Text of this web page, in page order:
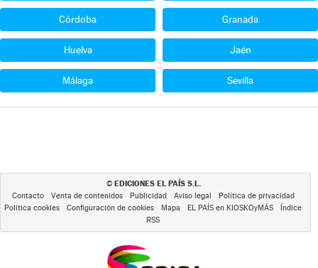
Córdoba Granada
Huelva Jaén
Málaga Sevilla
© EDICIONES EL PAÍS S.L.
Contacto Venta de contenidos Publicidad Aviso legal
Política de privacidad
Política cookies
Configuración de cookies Mapa EL PAÍS en KIOSKOyMÁS
Índice
RSS